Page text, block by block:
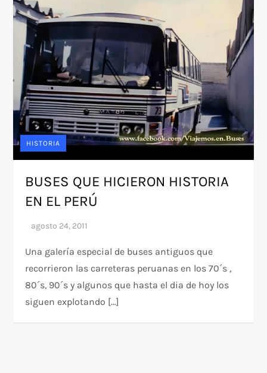
HISTORIA
BUSES QUE HICIERON HISTORIA
EN EL PERÚ
Una galería especial de buses antiguos que
recorrieron las carreteras peruanas en los 70´s ,
80´s, 90´s y algunos que hasta el dia de hoy los
siguen explotando […]